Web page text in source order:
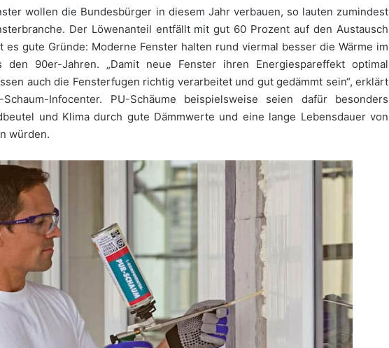
wollen die Bundesbürger in diesem Jahr verbauen, so lauten zumindest
Der Löwenanteil entfällt mit gut 60 Prozent auf den Austausch
es gute Gründe: Moderne Fenster halten rund viermal besser die Wärme im
den 90er-Jahren. „Damit neue Fenster ihren Energiespareffekt optimal
auch die Fensterfugen richtig verarbeitet und gut gedämmt sein“, erklärt
Infocenter. PU-Schäume beispielsweise seien dafür besonders
und Klima durch gute Dämmwerte und eine lange Lebensdauer von
würden.